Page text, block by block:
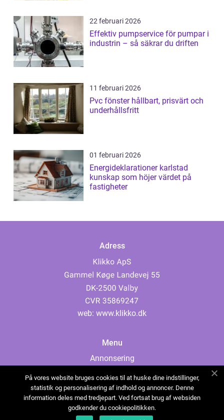
22 februari 2026
Effektiv pumpservice för pumpar i
industrin – så säkrar du driften
11 februari 2026
Pvc fönster hållbart, prisvärt och
underhållsfritt
01 februari 2026
Energideklarationer karlstad
kunskap som höjer värdet på
fastigheter
Adress
web: www.klikko.dk
Menu
Annonsering
Cookies
Kontakta oss
Sitemap
På vores website bruges cookies til at huske dine indstillinger,
statistik og personalisering af indhold og annoncer. Denne
information deles med tredjepart. Ved fortsat brug af websiden
godkender du cookiepolitikken.